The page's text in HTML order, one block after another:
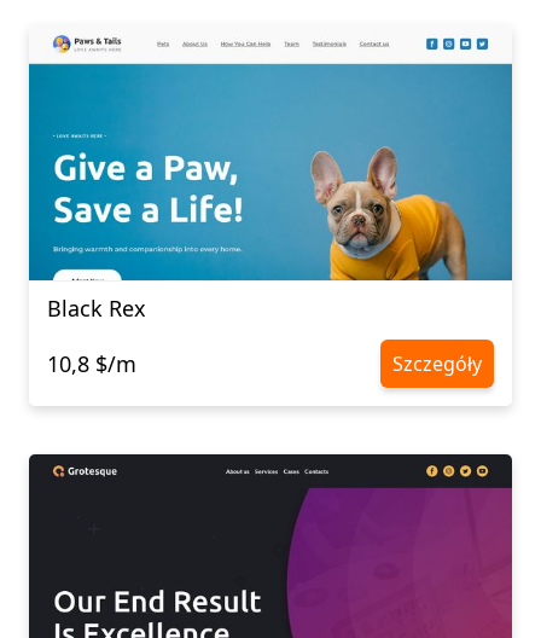
Black Rex
10,8 $/m
Szczegóły